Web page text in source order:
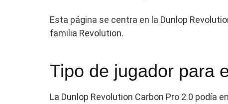
Esta página se centra en la Dunlop
familia Revolution.
Tipo de jugador para
La Dunlop Revolution Carbon Pro 2.0 podía